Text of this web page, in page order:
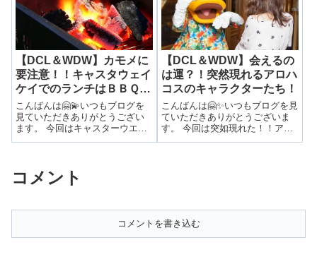
▶トラブル発生！！このままで
は帰国でき...
は…ディズニークルーズライン
の...
【DCL＆WDW】カモメに
要注意！！キャスタウェイ
ケイでのランチはＢＢＱ
風！
こんばんは🤗💫いつもブログを
見ていただきありがとうござい
ます。 今回はキャスターウエイ
ケイのランチはＢＢＱ！！充実
ティングを紹介しました。▶最
高のロケーションでグリーティ
【DCL＆WDW】会えるの
は運？！突然現れるアロハ
コスのキャラクターたち！
こんばんは🤗✨いつもブログを見
ていただきありがとうございま
す。 今回は突如現れた！！アプ
リにも載っていないアロハコス
コメント
コメントを書き込む